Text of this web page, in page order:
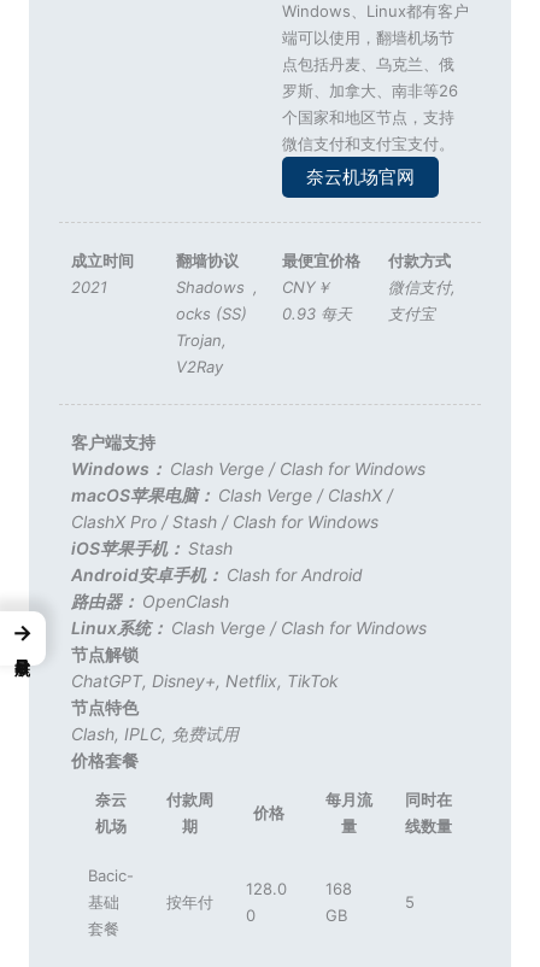
Windows、Linux都有客户
端可以使用，翻墙机场节
点包括丹麦、乌克兰、俄
罗斯、加拿大、南非等26
个国家和地区节点，支持
微信支付和支付宝支付。
奈云机场官网
成立时间
2021
翻墙协议
Shadows
ocks (SS)
,
Trojan,
V2Ray
最便宜价格
CNY￥
0.93 每天
付款方式
微信支付,
支付宝
客户端支持
Windows： Clash Verge/ Clash for Windows
macOS苹果电脑： Clash Verge/ ClashX/
ClashX Pro/Stash/ Clash for Windows
iOS苹果手机： Stash
Android安卓手机： Clash for Android
路由器： OpenClash
Linux系统： Clash Verge/ Clash for Windows
节点解锁
ChatGPT, Disney+, Netflix, TikTok
节点特色
Clash, IPLC, 免费试用
价格套餐
奈云
机场
付款周
期
价格
每月流
量
同时在
线数量
Bacic-
基础
套餐
按年付
128.0
0
168
GB
5
→